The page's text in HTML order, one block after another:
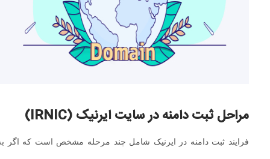
مراحل ثبت دامنه در سایت ایرنیک (IRNIC)
فرایند ثبت دامنه در ایرنیک شامل چند مرحله مشخص است که اگر به